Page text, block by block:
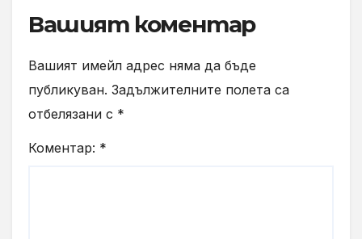
Вашият коментар
Вашият имейл адрес няма да бъде
публикуван. Задължителните полета са
отбелязани с *
Коментар: *